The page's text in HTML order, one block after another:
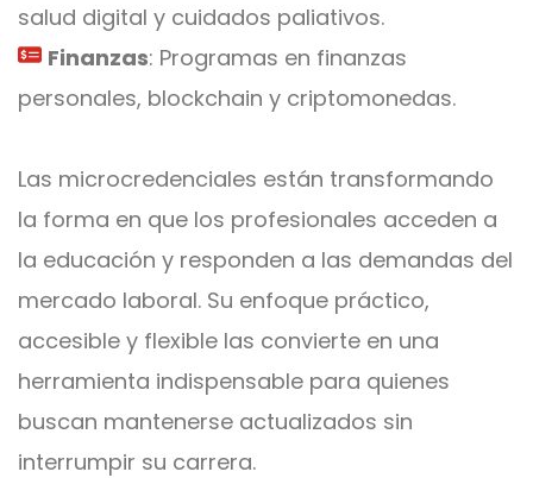
salud digital y cuidados paliativos.
Finanzas: Programas en finanzas
personales, blockchain y criptomonedas.
Las microcredenciales están transformando
la forma en que los profesionales acceden a
la educación y responden a las demandas del
mercado laboral. Su enfoque práctico,
accesible y flexible las convierte en una
herramienta indispensable para quienes
buscan mantenerse actualizados sin
interrumpir su carrera.